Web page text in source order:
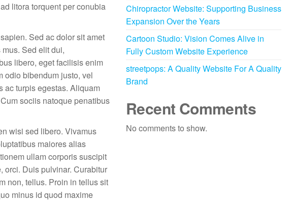
litora torquent per conubia
Sed ac dolor sit amet
Sed elit dui,
libero, eget facilisis enim
odio bibendum justo, vel
ac turpis egestas. Aliquam
sociis natoque penatibus
wisi sed libero. Vivamus
maiores alias
ullam corporis suscipit
orci. Duis pulvinar. Curabitur
non, tellus. Proin in tellus sit
minus id quod maxime
Chiropractor Website: Supporting Business
Expansion Over the Years
Cartoon Studio: Vision Comes Alive in
Fully Custom Website Experience
streetpops: A Quality Website For A Quality
Brand
Recent Comments
No comments to show.